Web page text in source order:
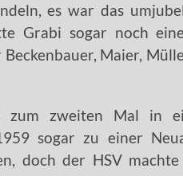
es war das
Grabi sogar noch
Maier,
zweiten Mal in
sogar zu einer
doch der HSV